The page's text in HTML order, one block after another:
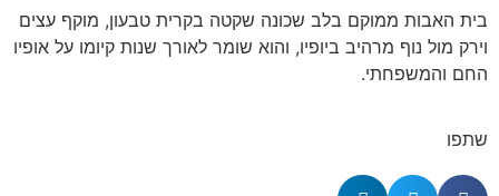
בית האבות ממוקם בלב שכונה שקטה בקרית טבעון, מוקף עצים
וירק מול נוף מרהיב ביופיו, והוא שומר לאורך שנות קיומו על אופיו
החם והמשפחתי.
שתפו